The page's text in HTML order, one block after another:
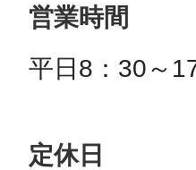
営業時間
平日8：30～
定休日